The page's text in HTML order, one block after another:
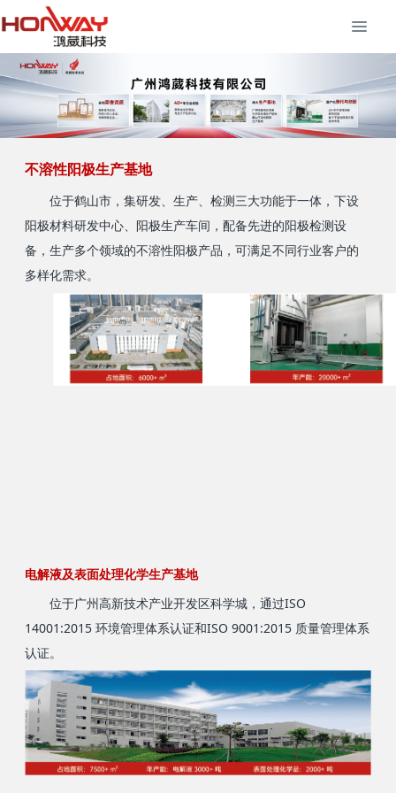
不溶性阳极生产基地
位于鹤山市，集研发、生产、检测三大功能于一体，下设
阳极材料研发中心、阳极生产车间，配备先进的阳极检测设
备，生产多个领域的不溶性阳极产品，可满足不同行业客户的
多样化需求。
电解液及表面处理化学生产基地
位于广州高新技术产业开发区科学城，通过ISO
14001:2015 环境管理体系认证和ISO 9001:2015 质量管理体系
认证。